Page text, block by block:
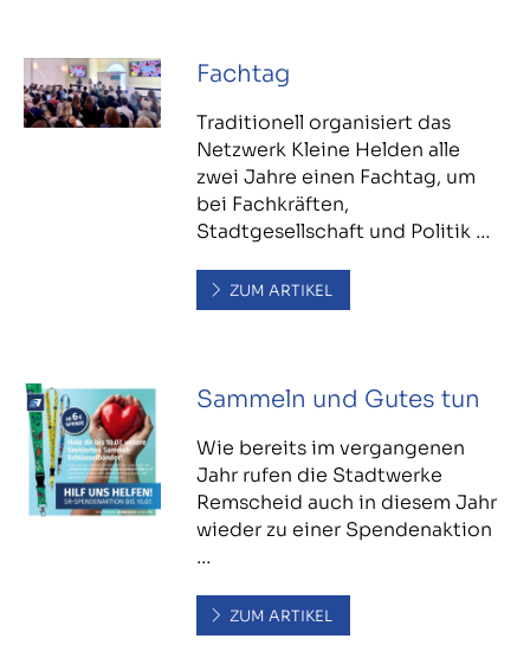
Fachtag
Traditionell organisiert das
Netzwerk Kleine Helden alle
zwei Jahre einen Fachtag, um
bei Fachkräften,
Stadtgesellschaft und Politik …
ZUM ARTIKEL
Sammeln und Gutes tun
Wie bereits im vergangenen
Jahr rufen die Stadtwerke
Remscheid auch in diesem Jahr
wieder zu einer Spendenaktion
…
ZUM ARTIKEL